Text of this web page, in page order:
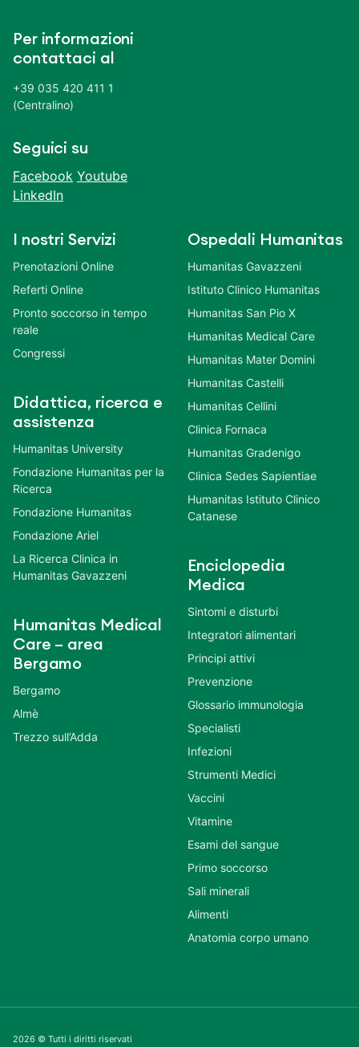
Per informazioni
contattaci al
+39 035 420 411 1
(Centralino)
Seguici su
Facebook Youtube
LinkedIn
I nostri Servizi
Prenotazioni Online
Referti Online
Pronto soccorso in tempo
reale
Congressi
Didattica, ricerca e
assistenza
Humanitas University
Fondazione Humanitas per la
Ricerca
Fondazione Humanitas
Fondazione Ariel
La Ricerca Clinica in
Humanitas Gavazzeni
Humanitas Medical
Care – area
Bergamo
Bergamo
Almè
Trezzo sull’Adda
Ospedali Humanitas
Humanitas Gavazzeni
Istituto Clinico Humanitas
Humanitas San Pio X
Humanitas Medical Care
Humanitas Mater Domini
Humanitas Castelli
Humanitas Cellini
Clinica Fornaca
Humanitas Gradenigo
Clinica Sedes Sapientiae
Humanitas Istituto Clinico
Catanese
Enciclopedia
Medica
Sintomi e disturbi
Integratori alimentari
Principi attivi
Prevenzione
Glossario immunologia
Specialisti
Infezioni
Strumenti Medici
Vaccini
Vitamine
Esami del sangue
Primo soccorso
Sali minerali
Alimenti
Anatomia corpo umano
2026 © Tutti i diritti riservati